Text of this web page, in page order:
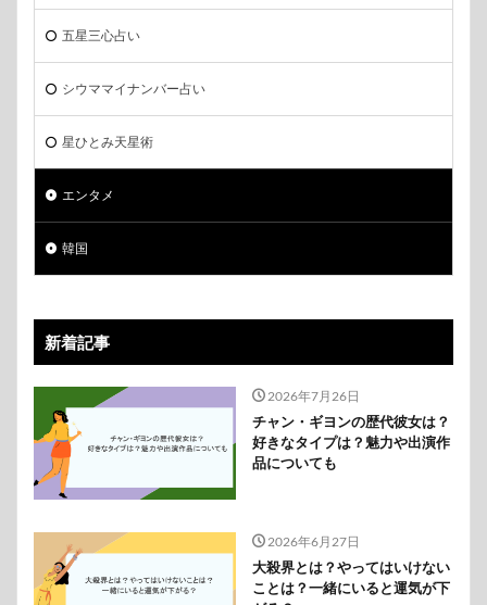
五星三心占い
シウママイナンバー占い
星ひとみ天星術
エンタメ
韓国
新着記事
2026年7月26日
チャン・ギヨンの歴代彼女は？
好きなタイプは？魅力や出演作
品についても
2026年6月27日
大殺界とは？やってはいけない
ことは？一緒にいると運気が下